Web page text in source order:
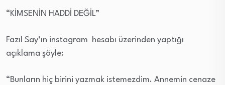
“KİMSENİN HADDİ DEĞİL”
Fazıl Say’ın instagram hesabı üzerinden yaptığı
açıklama şöyle:
“Bunların hiç birini yazmak istemezdim. Annemin cenaze